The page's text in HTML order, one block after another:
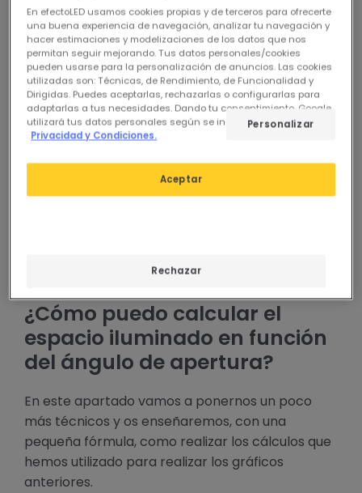
3m) ilumina diferentes áreas
¿Cómo puedo calcular el
espacio iluminado en función
del ángulo de apertura?
En este apartado vamos a ponernos un poco
más técnicos y os enseñaremos, con una
pequeña fórmula, como realizar los cálculos que
hemos utilizado para realizar los gráficos
anteriores.
En efectoLED usamos cookies propias y de terceros para ofrecerte
una buena experiencia de navegación, analizar tu navegación y
hacer estimaciones y modelizaciones de los datos que nos
permitan seguir mejorando. Tus datos personales/cookies
pueden usarse para la personalización de anuncios. Las cookies
utilizadas son: Técnicas, de Rendimiento, de Funcionalidad y
Dirigidas. Puedes aceptarlas, rechazarlas o configurarlas para
adaptarlas a tus necesidades. Dando tu consentimiento, Google
utilizará tus datos personales según se indica en su sitio de
Privacidad y Condiciones.
Rechazar
Aceptar
Personalizar